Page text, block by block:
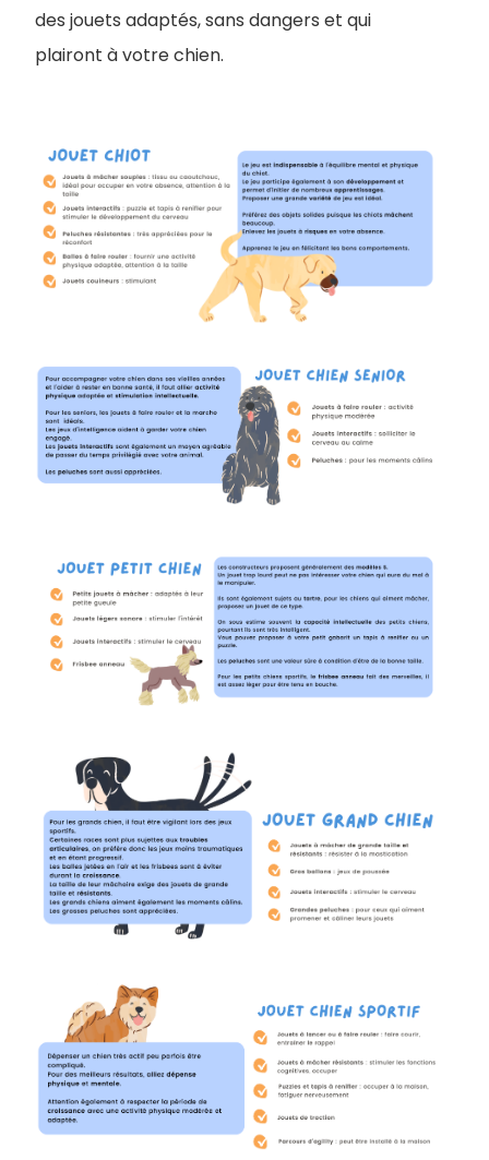
des jouets adaptés, sans dangers et qui
plairont à votre chien.